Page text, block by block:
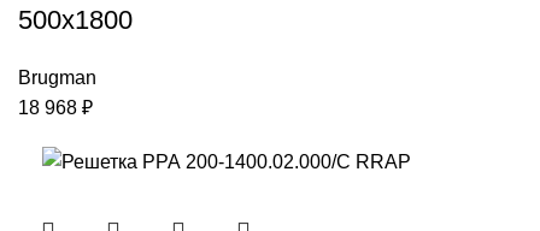
500х1800
Brugman
18 968 ₽